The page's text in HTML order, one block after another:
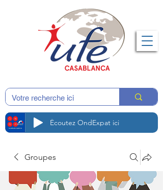
Écoutez OndExpat ici
Groupes